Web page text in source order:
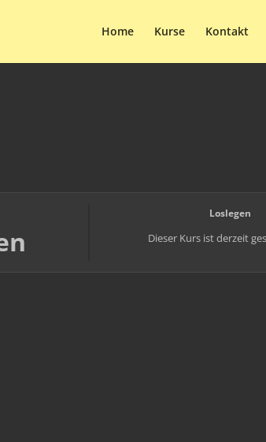
Home Kurse Kontakt
Loslegen
Dieser Kurs ist derzeit